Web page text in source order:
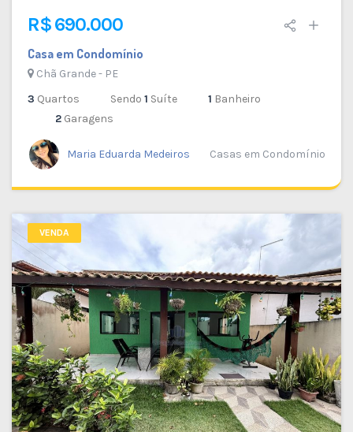
R$ 690.000
Casa em Condomínio
Chã Grande - PE
3 Quartos Sendo 1 Suíte 1 Banheiro
2 Garagens
Maria Eduarda Medeiros Casas em Condomínio
VENDA